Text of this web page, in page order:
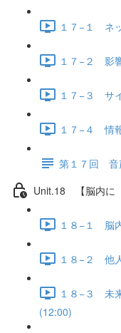
１７−１ ネ
１７−２ 影
１７−３ サ
１７−４ 情
第１７回 音
Unit.18 【脳内に
１８−１ 脳
１８−２ 他
１８−３ 未
(12:00)